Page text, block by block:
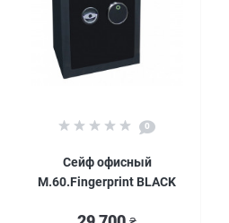
0
Сейф офисный
M.60.Fingerprint BLACK